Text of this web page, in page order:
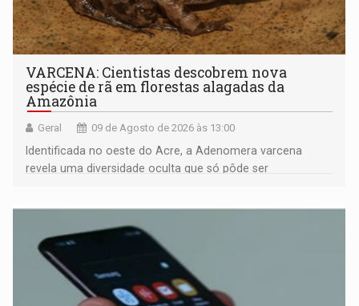
VARCENA: Cientistas descobrem nova
espécie de rã em florestas alagadas da
Amazônia
Geral 09 de Agosto de 2026 às 13:00
Identificada no oeste do Acre, a Adenomera varcena
revela uma diversidade oculta que só pôde ser